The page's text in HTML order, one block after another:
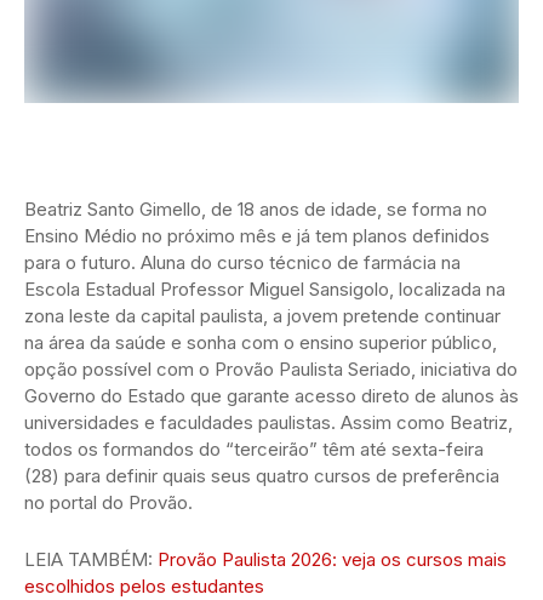
Beatriz Santo Gimello, de 18 anos de idade, se forma no
Ensino Médio no próximo mês e já tem planos definidos
para o futuro. Aluna do curso técnico de farmácia na
Escola Estadual Professor Miguel Sansigolo, localizada na
zona leste da capital paulista, a jovem pretende continuar
na área da saúde e sonha com o ensino superior público,
opção possível com o Provão Paulista Seriado, iniciativa do
Governo do Estado que garante acesso direto de alunos às
universidades e faculdades paulistas. Assim como Beatriz,
todos os formandos do “terceirão” têm até sexta-feira
(28) para definir quais seus quatro cursos de preferência
no portal do Provão.
LEIA TAMBÉM: Provão Paulista 2026: veja os cursos mais
escolhidos pelos estudantes